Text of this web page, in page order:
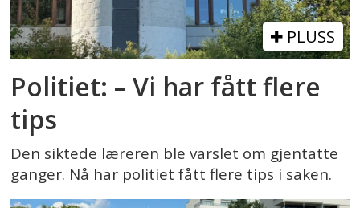
PLUSS
Politiet: – Vi har fått flere
tips
Den siktede læreren ble varslet om gjentatte
ganger. Nå har politiet fått flere tips i saken.